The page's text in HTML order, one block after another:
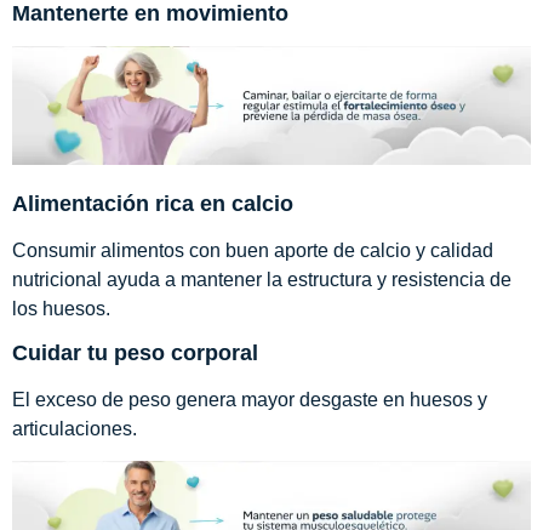
Mantenerte en movimiento
Alimentación rica en calcio
Consumir alimentos con buen aporte de calcio y calidad
nutricional ayuda a mantener la estructura y resistencia de
los huesos.
Cuidar tu peso corporal
El exceso de peso genera mayor desgaste en huesos y
articulaciones.